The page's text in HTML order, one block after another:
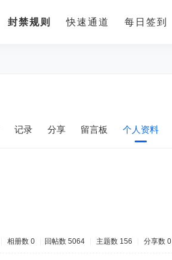
封禁规则 快速通道 每日签到
记录 分享 留言板 个人资料
相册数 0 回帖数 5064 主题数 156 分享数 0